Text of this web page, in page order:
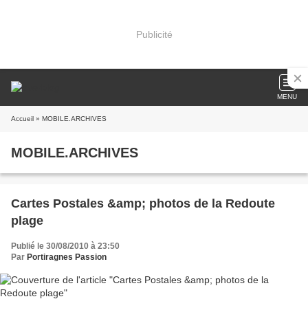
Publicité
MENU
Accueil » MOBILE.ARCHIVES
MOBILE.ARCHIVES
Cartes Postales &amp; photos de la Redoute
plage
Publié le 30/08/2010 à 23:50
Par Portiragnes Passion